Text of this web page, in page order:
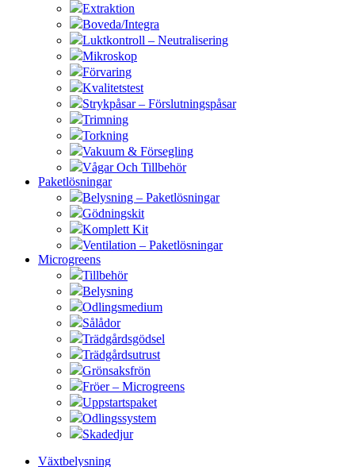
Extraktion
Boveda/Integra
Luktkontroll – Neutralisering
Mikroskop
Förvaring
Kvalitetstest
Strykpåsar – Förslutningspåsar
Trimning
Torkning
Vakuum & Försegling
Vågar Och Tillbehör
Paketlösningar
Belysning – Paketlösningar
Gödningskit
Komplett Kit
Ventilation – Paketlösningar
Microgreens
Tillbehör
Belysning
Odlingsmedium
Sålådor
Trädgårdsgödsel
Trädgårdsutrust
Grönsaksfrön
Fröer – Microgreens
Uppstartspaket
Odlingssystem
Skadedjur
Växtbelysning